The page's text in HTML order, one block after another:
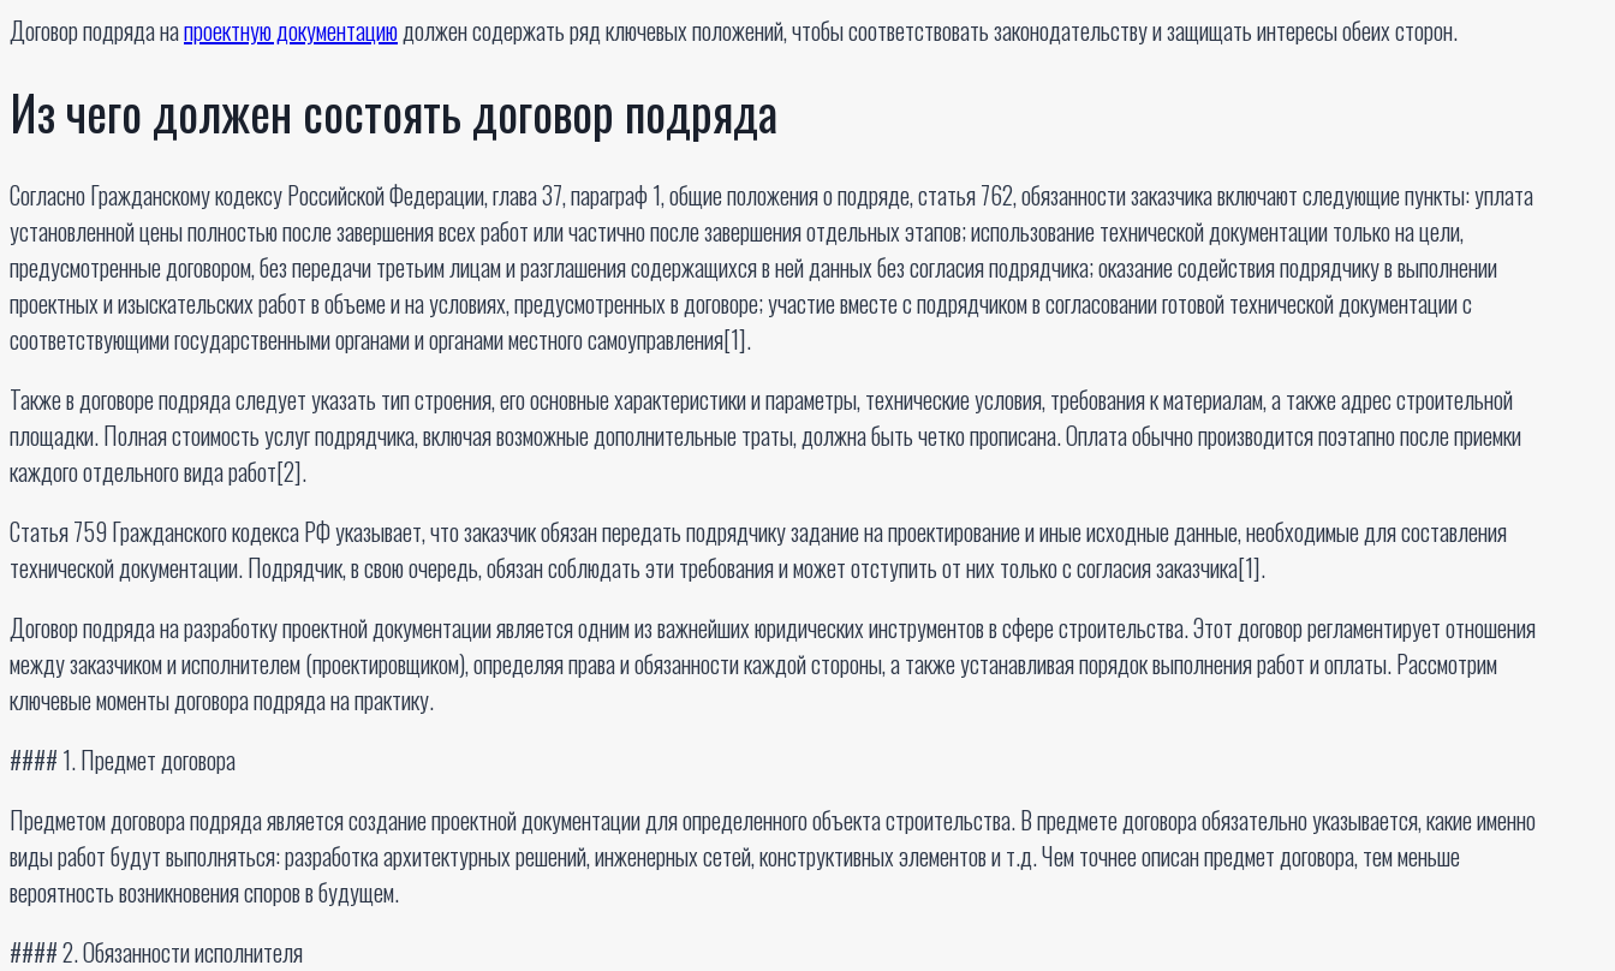
Договор подряда напроектную документациюдолжен содержать ряд ключевых положений, чтобы соответствовать законодательству и защищать интересы обеих сторон.
Из чего должен состоять договор подряда
Согласно Гражданскому кодексу Российской Федерации, глава 37, параграф 1, общие положения о подряде, статья 762, обязанности заказчика включают следующие пункты: уплата
установленной цены полностью после завершения всех работ или частично после завершения отдельных этапов; использование технической документации только на цели,
предусмотренные договором, без передачи третьим лицам и разглашения содержащихся в ней данных без согласия подрядчика; оказание содействия подрядчику в выполнении
проектных и изыскательских работ в объеме и на условиях, предусмотренных в договоре; участие вместе с подрядчиком в согласовании готовой технической документации с
соответствующими государственными органами и органами местного самоуправления[1].
Также в договоре подряда следует указать тип строения, его основные характеристики и параметры, технические условия, требования к материалам, а также адрес строительной
площадки. Полная стоимость услуг подрядчика, включая возможные дополнительные траты, должна быть четко прописана. Оплата обычно производится поэтапно после приемки
каждого отдельного вида работ[2].
Статья 759 Гражданского кодекса РФ указывает, что заказчик обязан передать подрядчику задание на проектирование и иные исходные данные, необходимые для составления
технической документации. Подрядчик, в свою очередь, обязан соблюдать эти требования и может отступить от них только с согласия заказчика[1].
Договор подряда на разработку проектной документации является одним из важнейших юридических инструментов в сфере строительства. Этот договор регламентирует отношения
между заказчиком и исполнителем (проектировщиком), определяя права и обязанности каждой стороны, а также устанавливая порядок выполнения работ и оплаты. Рассмотрим
ключевые моменты договора подряда на практику.
#### 1. Предмет договора
Предметом договора подряда является создание проектной документации для определенного объекта строительства. В предмете договора обязательно указывается, какие именно
виды работ будут выполняться: разработка архитектурных решений, инженерных сетей, конструктивных элементов и т.д. Чем точнее описан предмет договора, тем меньше
вероятность возникновения споров в будущем.
#### 2. Обязанности исполнителя